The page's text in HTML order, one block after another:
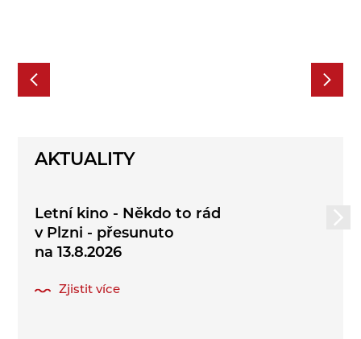
AKTUALITY
Letní kino - Někdo to rád
v Plzni - přesunuto
na 13.8.2026
Zjistit více